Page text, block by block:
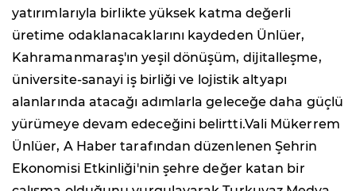
yatırımlarıyla birlikte yüksek katma değerli
üretime odaklanacaklarını kaydeden Ünlüer,
Kahramanmaraş'ın yeşil dönüşüm, dijitalleşme,
üniversite-sanayi iş birliği ve lojistik altyapı
alanlarında atacağı adımlarla geleceğe daha güçlü
yürümeye devam edeceğini belirtti.Vali Mükerrem
Ünlüer, A Haber tarafından düzenlenen Şehrin
Ekonomisi Etkinliği'nin şehre değer katan bir